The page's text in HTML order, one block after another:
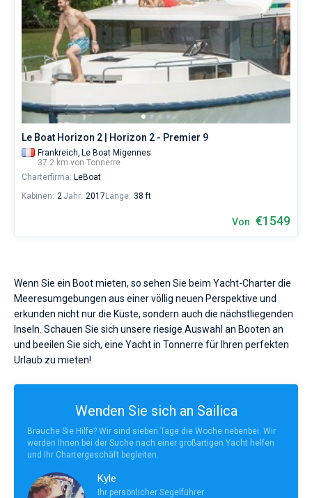
Le Boat Horizon 2 | Horizon 2 - Premier 9
Frankreich, Le Boat Migennes
37.2 km von Tonnerre
Charterfirma: LeBoat
Kabinen: 2Jahr: 2017 Länge: 38 ft
Von €1549
Wenn Sie ein Boot mieten, so sehen Sie beim Yacht-Charter die
Meeresumgebungen aus einer völlig neuen Perspektive und
erkunden nicht nur die Küste, sondern auch die nächstliegenden
Inseln. Schauen Sie sich unsere riesige Auswahl an Booten an
und beeilen Sie sich, eine Yacht in Tonnerre für Ihren perfekten
Urlaub zu mieten!
Wenden Sie sich an Sailica
Brauche Sie Hilfe? Wir sind sieben Tage die Woche nebenbei. Wir
werden Ihnen bei der Suche nach einer großartigen Yacht helfen
und Ihr Chartergeschäft begleiten.
Kyle
Ihr persönlicher Segelführer